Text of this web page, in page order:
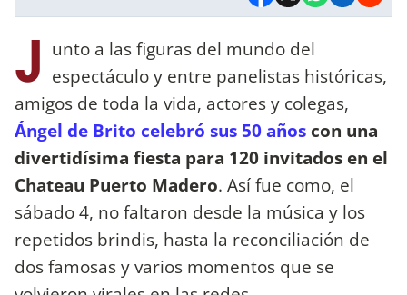
J unto a las figuras del mundo del
espectáculo y entre panelistas históricas,
amigos de toda la vida, actores y colegas,
Ángel de Brito celebró sus 50 años con una
divertidísima fiesta para 120 invitados en el
Chateau Puerto Madero. Así fue como, el
sábado 4, no faltaron desde la música y los
repetidos brindis, hasta la reconciliación de
dos famosas y varios momentos que se